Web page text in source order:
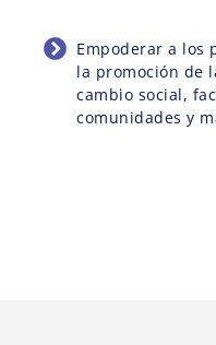
Empoderar a los
la promoción de
cambio social,
comunidades y